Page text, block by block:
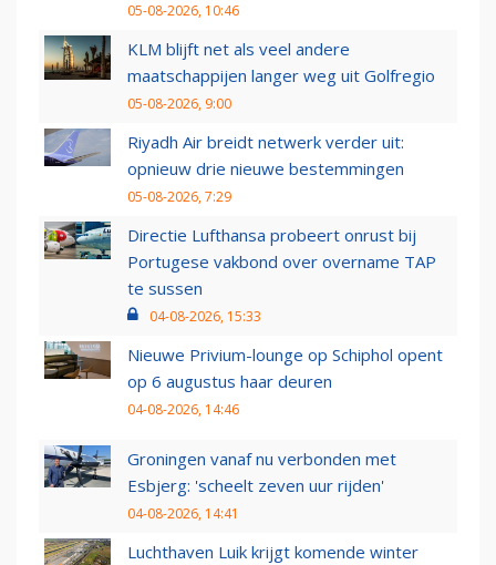
05-08-2026, 10:46
KLM blijft net als veel andere
maatschappijen langer weg uit Golfregio
05-08-2026, 9:00
Riyadh Air breidt netwerk verder uit:
opnieuw drie nieuwe bestemmingen
05-08-2026, 7:29
Directie Lufthansa probeert onrust bij
Portugese vakbond over overname TAP
te sussen
04-08-2026, 15:33
Nieuwe Privium-lounge op Schiphol opent
op 6 augustus haar deuren
04-08-2026, 14:46
Groningen vanaf nu verbonden met
Esbjerg: 'scheelt zeven uur rijden'
04-08-2026, 14:41
Luchthaven Luik krijgt komende winter